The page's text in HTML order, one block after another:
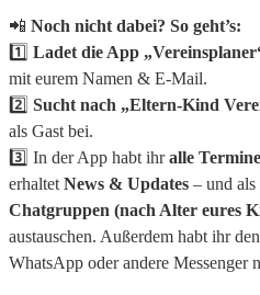
📲 Noch nicht dabei? So geht’s:
1️⃣ Ladet die App
mit eurem Namen & E-Mail.
2️⃣ Sucht nach „Eltern-Kind
als Gast bei.
3️⃣ In der App habt ihralle Termine
erhaltet News & Updates – und
Chatgruppen (nach Alter eures
austauschen. Außerdem habt ihr den
WhatsApp oder andere Messenger